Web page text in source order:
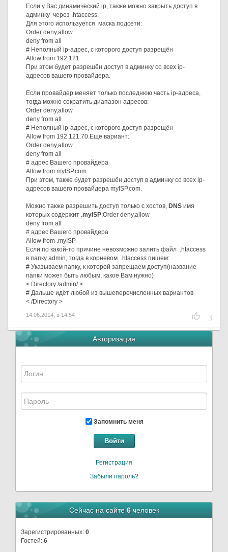
Если у Вас динамический ip, также можно закрыть доступ в
админку через .htaccess.
Для этого используется маска подсети:
Order deny,allow
deny from all
# Неполный ip-адрес, с которого доступ разрещён
Allow from 192.121.
При этом будет разрешён доступ в админку со всех ip-
адресов вашего провайдера.
Если провайдер меняет только последнюю часть ip-адреса,
тогда можно сократить диапазон адресов:
Order deny,allow
deny from all
# Неполный ip-адрес, с которого доступ разрещён
Allow from 192.121.70.Ещё вариант:
Order deny,allow
deny from all
# адрес Вашего провайдера
Allow from myISP.com
При этом, также будет разрешён доступ в админку со всех ip-
адресов вашего провайдера myISP.com.
Можно также разрешить доступ только с хостов, DNS имя
которых содержит .myISP:Order deny,allow
deny from all
# адрес Вашего провайдера
Allow from .myISP
Если по какой-то причине невозможно залить файл .htaccess
в папку admin, тогда в корневом .htaccess пишем:
# Указываем папку, к которой запрещаем доступ(название
папки может быть любым, какое Вам нужно)
< Directory /admin/ >
# Дальше идёт любой из вышеперечисленных вариантов
< /Directory >
14.06.2014, в 14:54 3
Авторизация
Запомнить меня
Войти
Регистрация
Забыли пароль?
Сейчас на сайте 6человек
Зарегистрированных: 0
Гостей: 6